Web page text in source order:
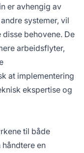
er avhengig av
systemer, vil
behovene. De
arbeidsflyter,
at implementering
ekspertise og
til både
en